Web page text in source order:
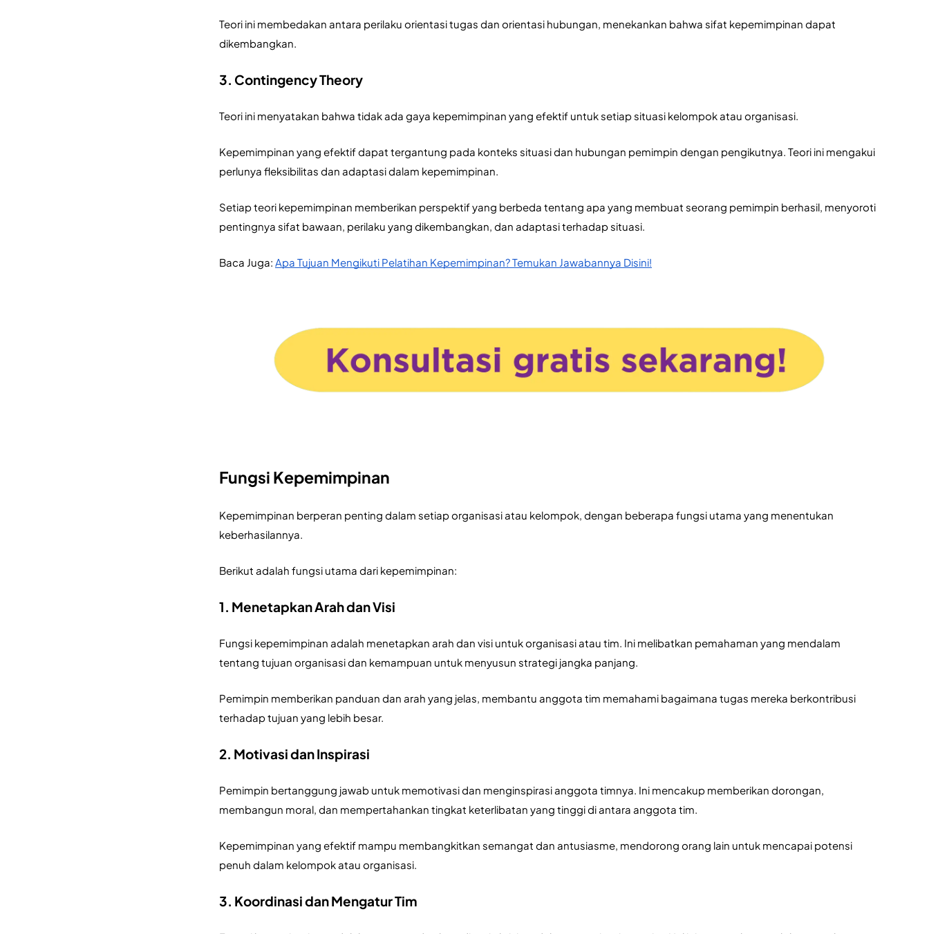
Teori ini membedakan antara perilaku orientasi tugas dan orientasi hubungan, menekankan bahwa sifat kepemimpinan dapat
dikembangkan.
3. Contingency Theory
Teori ini menyatakan bahwa tidak ada gaya kepemimpinan yang efektif untuk setiap situasi kelompok atau organisasi.
Kepemimpinan yang efektif dapat tergantung pada konteks situasi dan hubungan pemimpin dengan pengikutnya. Teori ini mengakui
perlunya fleksibilitas dan adaptasi dalam kepemimpinan.
Setiap teori kepemimpinan memberikan perspektif yang berbeda tentang apa yang membuat seorang pemimpin berhasil, menyoroti
pentingnya sifat bawaan, perilaku yang dikembangkan, dan adaptasi terhadap situasi.
Baca Juga: Apa Tujuan Mengikuti Pelatihan Kepemimpinan? Temukan Jawabannya Disini!
Fungsi Kepemimpinan
Kepemimpinan berperan penting dalam setiap organisasi atau kelompok, dengan beberapa fungsi utama yang menentukan
keberhasilannya.
Berikut adalah fungsi utama dari kepemimpinan:
1. Menetapkan Arah dan Visi
Fungsi kepemimpinan adalah menetapkan arah dan visi untuk organisasi atau tim. Ini melibatkan pemahaman yang mendalam
tentang tujuan organisasi dan kemampuan untuk menyusun strategi jangka panjang.
Pemimpin memberikan panduan dan arah yang jelas, membantu anggota tim memahami bagaimana tugas mereka berkontribusi
terhadap tujuan yang lebih besar.
2. Motivasi dan Inspirasi
Pemimpin bertanggung jawab untuk memotivasi dan menginspirasi anggota timnya. Ini mencakup memberikan dorongan,
membangun moral, dan mempertahankan tingkat keterlibatan yang tinggi di antara anggota tim.
Kepemimpinan yang efektif mampu membangkitkan semangat dan antusiasme, mendorong orang lain untuk mencapai potensi
penuh dalam kelompok atau organisasi.
3. Koordinasi dan Mengatur Tim